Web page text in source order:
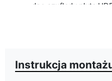
dno szuflady płyta
Instrukcja